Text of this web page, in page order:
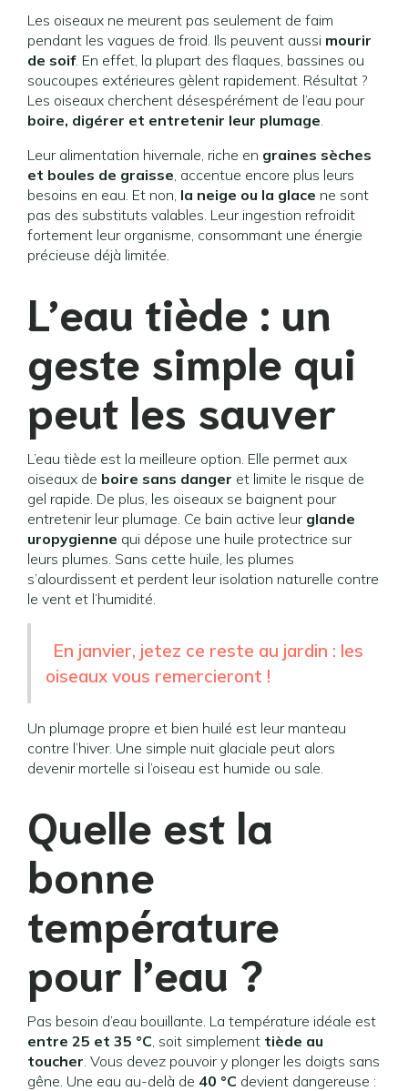
Les oiseaux ne meurent pas seulement de faim
pendant les vagues de froid. Ils peuvent aussi mourir
de soif. En effet, la plupart des flaques, bassines ou
soucoupes extérieures gèlent rapidement. Résultat ?
Les oiseaux cherchent désespérément de l’eau pour
boire, digérer et entretenir leur plumage.
Leur alimentation hivernale, riche en graines sèches
et boules de graisse, accentue encore plus leurs
besoins en eau. Et non, la neige ou la glace ne sont
pas des substituts valables. Leur ingestion refroidit
fortement leur organisme, consommant une énergie
précieuse déjà limitée.
L’eau tiède : un
geste simple qui
peut les sauver
L’eau tiède est la meilleure option. Elle permet aux
oiseaux de boire sans danger et limite le risque de
gel rapide. De plus, les oiseaux se baignent pour
entretenir leur plumage. Ce bain active leur glande
uropygienne qui dépose une huile protectrice sur
leurs plumes. Sans cette huile, les plumes
s’alourdissent et perdent leur isolation naturelle contre
le vent et l’humidité.
En janvier, jetez ce reste au jardin : les
oiseaux vous remercieront !
Un plumage propre et bien huilé est leur manteau
contre l’hiver. Une simple nuit glaciale peut alors
devenir mortelle si l’oiseau est humide ou sale.
Quelle est la
bonne
température
pour l’eau ?
Pas besoin d’eau bouillante. La température idéale est
entre 25 et 35 °C, soit simplement tiède au
toucher. Vous devez pouvoir y plonger les doigts sans
gêne. Une eau au-delà de 40 °C devient dangereuse :